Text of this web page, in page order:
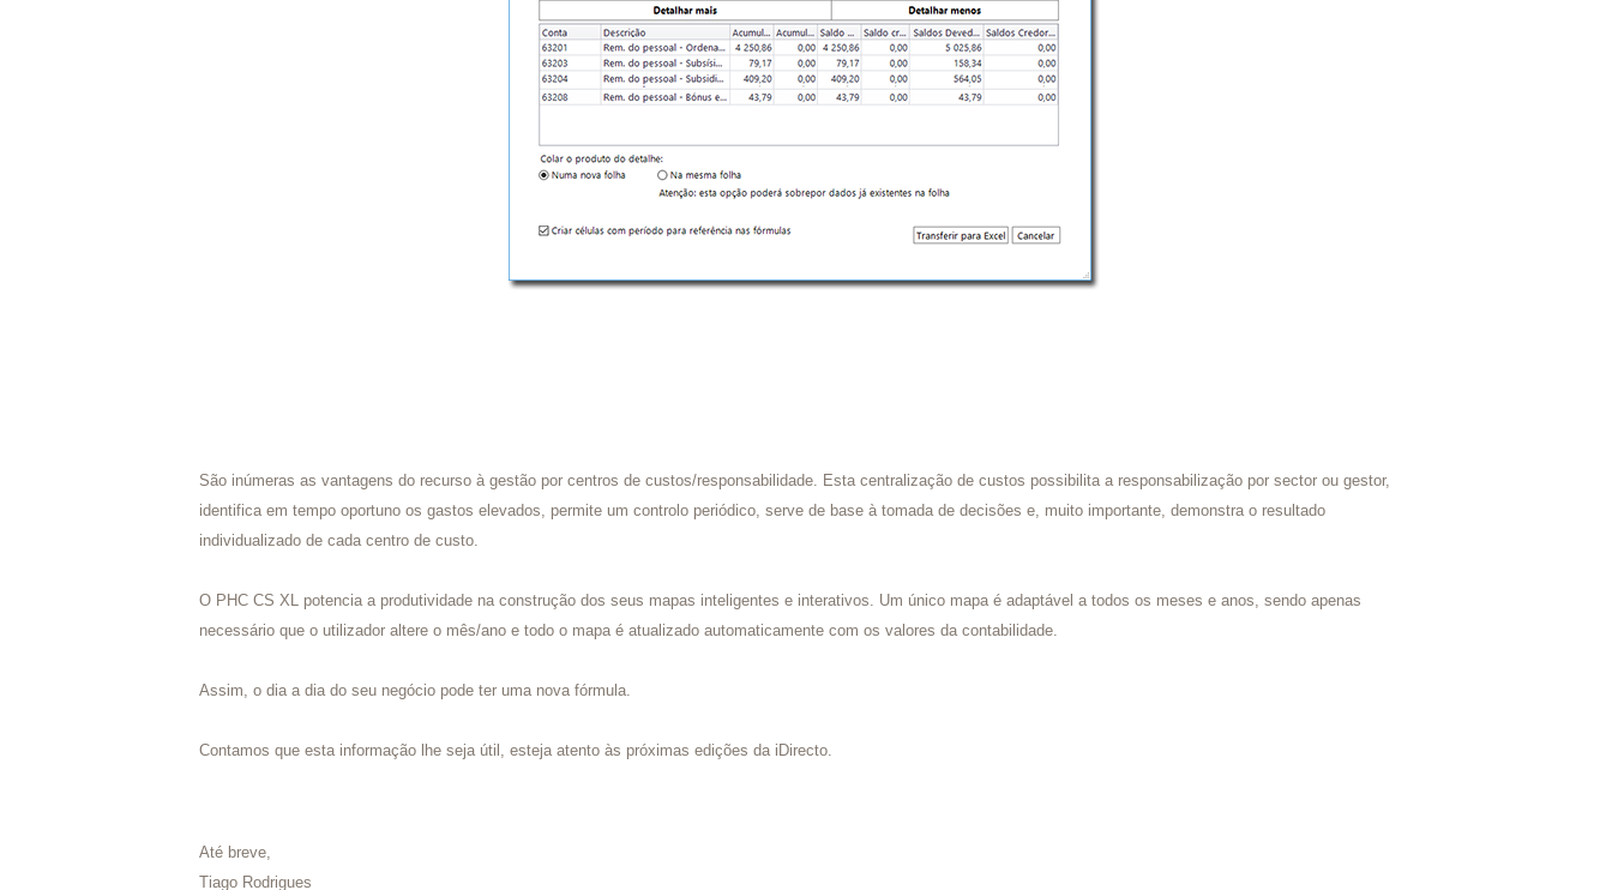
São inúmeras as vantagens do recurso à gestão por centros de custos/responsabilidade. Esta centralização de custos possibilita a responsabilização por sector ou gestor,
identifica em tempo oportuno os gastos elevados, permite um controlo periódico, serve de base à tomada de decisões e, muito importante, demonstra o resultado
individualizado de cada centro de custo.
O PHC CS XL potencia a produtividade na construção dos seus mapas inteligentes e interativos. Um único mapa é adaptável a todos os meses e anos, sendo apenas
necessário que o utilizador altere o mês/ano e todo o mapa é atualizado automaticamente com os valores da contabilidade.
Assim, o dia a dia do seu negócio pode ter uma nova fórmula.
Contamos que esta informação lhe seja útil, esteja atento às próximas edições da iDirecto.
Até breve,
Tiago Rodrigues